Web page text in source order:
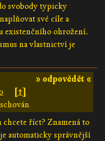
svobody typicky
své cíle a
existenčního ohrožení.
na vlastnictví je
» odpovědět «
[↑]
říct? Znamená to
automaticky správnější